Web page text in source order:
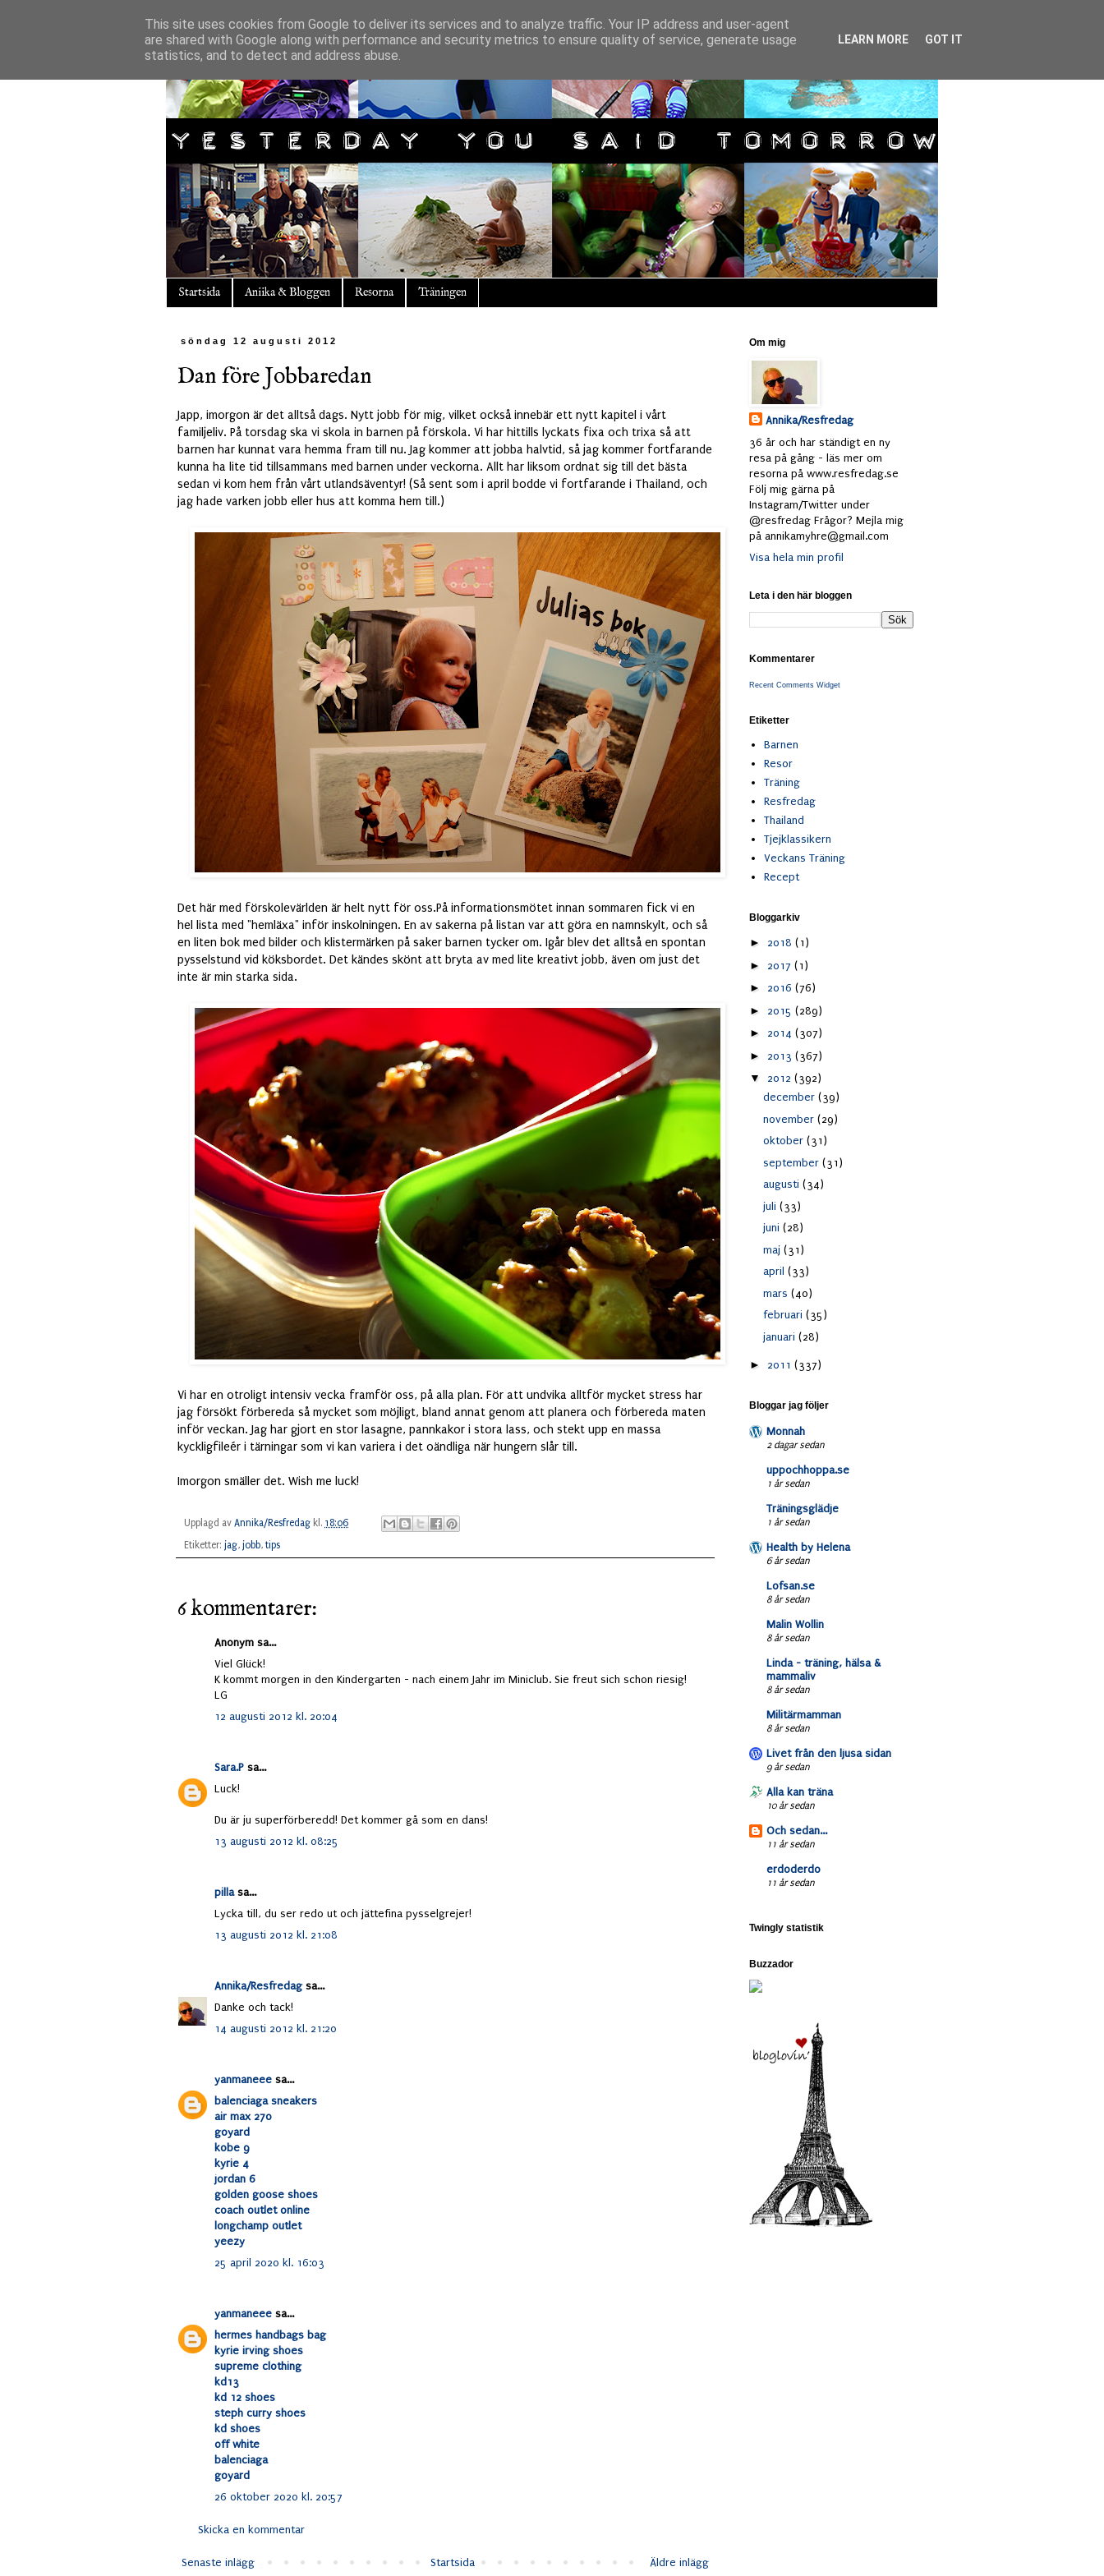
Startsida Aniika & Bloggen Resorna Träningen
söndag 12 augusti 2012
Dan före Jobbaredan
Japp, imorgon är det alltså dags. Nytt jobb för mig, vilket också innebär ett nytt kapitel i vårt
familjeliv. På torsdag ska vi skola in barnen på förskola. Vi har hittills lyckats fixa och trixa så att
barnen har kunnat vara hemma fram till nu. Jag kommer att jobba halvtid, så jag kommer fortfarande
kunna ha lite tid tillsammans med barnen under veckorna. Allt har liksom ordnat sig till det bästa
sedan vi kom hem från vårt utlandsäventyr! (Så sent som i april bodde vi fortfarande i Thailand, och
jag hade varken jobb eller hus att komma hem till.)
Det här med förskolevärlden är helt nytt för oss.På informationsmötet innan sommaren fick vi en
hel lista med "hemläxa" inför inskolningen. En av sakerna på listan var att göra en namnskylt, och så
en liten bok med bilder och klistermärken på saker barnen tycker om. Igår blev det alltså en spontan
pysselstund vid köksbordet. Det kändes skönt att bryta av med lite kreativt jobb, även om just det
inte är min starka sida.
Vi har en otroligt intensiv vecka framför oss, på alla plan. För att undvika alltför mycket stress har
jag försökt förbereda så mycket som möjligt, bland annat genom att planera och förbereda maten
inför veckan. Jag har gjort en stor lasagne, pannkakor i stora lass, och stekt upp en massa
kyckligfileér i tärningar som vi kan variera i det oändliga när hungern slår till.
Imorgon smäller det. Wish me luck!
Upplagd av Annika/Resfredag kl. 18:06
Etiketter: jag, jobb,tips
6 kommentarer:
Anonym sa...
Viel Glück!
K kommt morgen in den Kindergarten - nach einem Jahr im Miniclub. Sie freut sich schon riesig!
LG
12 augusti 2012 kl. 20:04
Sara.P sa...
Luck!
Du är ju superförberedd! Det kommer gå som en dans!
13 augusti 2012 kl. 08:25
pillasa...
Lycka till, du ser redo ut och jättefina pysselgrejer!
13 augusti 2012 kl. 21:08
Annika/Resfredagsa...
Danke och tack!
14 augusti 2012 kl. 21:20
yanmaneee sa...
balenciaga sneakers
air max 270
goyard
kobe 9
kyrie 4
jordan 6
golden goose shoes
coach outlet online
longchamp outlet
yeezy
25 april 2020 kl. 16:03
yanmaneee sa...
hermes handbags bag
kyrie irving shoes
supreme clothing
kd13
kd 12 shoes
steph curry shoes
kd shoes
off white
balenciaga
goyard
26 oktober 2020 kl. 20:57
Skicka en kommentar
Senaste inlägg Äldre inlägg
Startsida
Om mig
Annika/Resfredag
36 år och har ständigt en ny
resa på gång - läs mer om
resorna på www.resfredag.se
Följ mig gärna på
Instagram/Twitter under
@resfredag Frågor? Mejla mig
på annikamyhre@gmail.com
Visa hela min profil
Leta i den här bloggen
Kommentarer
Recent Comments Widget
Etiketter
Barnen
Resor
Träning
Resfredag
Thailand
Tjejklassikern
Veckans Träning
Recept
Bloggarkiv
► 2018 (1)
► 2017 (1)
► 2016 (76)
► 2015 (289)
► 2014 (307)
► 2013 (367)
▼ 2012 (392)
december (39)
november (29)
oktober (31)
september (31)
augusti (34)
juli (33)
juni (28)
maj (31)
april (33)
mars (40)
februari (35)
januari (28)
► 2011 (337)
Bloggar jag följer
Monnah
2 dagar sedan
uppochhoppa.se
1 år sedan
Träningsglädje
1 år sedan
Health by Helena
6 år sedan
Lofsan.se
8 år sedan
Malin Wollin
8 år sedan
Linda - träning, hälsa &
mammaliv
8 år sedan
Militärmamman
8 år sedan
Livet från den ljusa sidan
9 år sedan
Alla kan träna
10 år sedan
Och sedan...
11 år sedan
erdoderdo
11 år sedan
Twingly statistik
Buzzador
This site uses cookies from Google to deliver its services and to analyze traffic. Your IP address and user-agent
are shared with Google along with performance and security metrics to ensure quality of service, generate usage
statistics, and to detect and address abuse.
LEARN MORE GOT IT